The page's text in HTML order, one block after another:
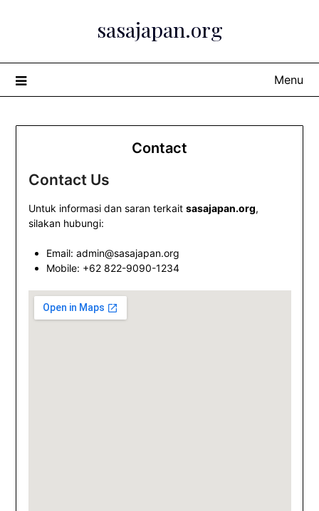
sasajapan.org
Menu
Contact
Contact Us
Untuk informasi dan saran terkait sasajapan.org,
silakan hubungi:
Email: admin@sasajapan.org
Mobile: +62 822-9090-1234